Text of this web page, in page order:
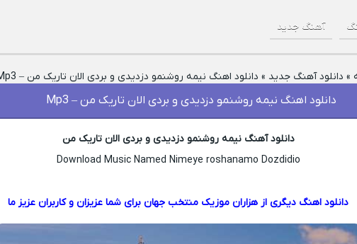
آهنگ جدید
» دانلود آهنگ جدید » دانلود اهنگ نیمه روشنمو دزدیدی و بردى الان تاریک من – Mp3
دانلود اهنگ نیمه روشنمو دزدیدی و بردى الان تاریک من – Mp3
دانلود آهنگ نیمه روشنمو دزدیدی و بردى الان تاریک من
Download Music Named Nimeye roshanamo Dozdidio
دانلود اهنگ دیگری از هزاران موزیک منتخب جهان برای شما عزیزان و کاربران عزیز ما